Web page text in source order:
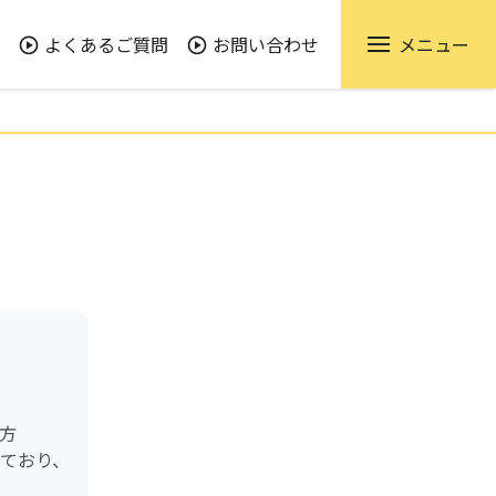
よくあるご質問 お問い合わせ メニュー
おり、